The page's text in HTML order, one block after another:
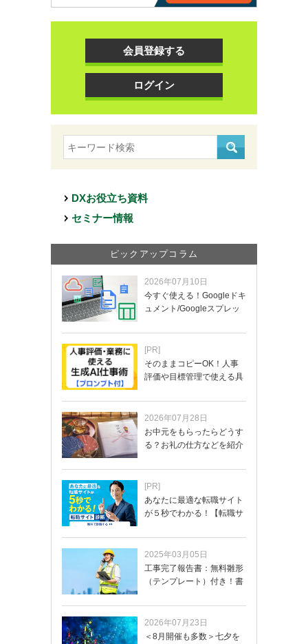
会員登録する
ログイン
DXお役立ち資料
セミナー情報
ピックアップコラム
2026年07月10日
今すぐ使える！Googleドキ
ュメント/Googleスプレッ
[PR]
そのままコピーOK！人事
評価や目標管理で使える具
2026年07月28日
お中元をもらったらどうす
る？お礼の仕方などを紹介
[PR]
あなたに最適な転職サイト
が５秒でわかる！【転職サ
2025年03月05日
工事完了報告書：無料雛形
（テンプレート）付き！書
2026年07月23日
＜8月開催も多数＞七夕を